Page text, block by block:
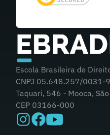
Escola Brasileira de
CNPJ 05.648.257/0031-
Taquari, 546 - Mooca,
CEP 03166-000